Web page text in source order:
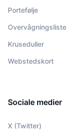
Portefølje
Overvågningsliste
Kruseduller
Webstedskort
Sociale medier
X (Twitter)